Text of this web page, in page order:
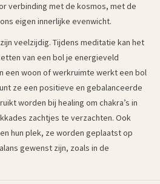
verbinding met de kosmos, met de
eigen innerlijke evenwicht.
veelzijdig. Tijdens meditatie kan het
van een bol je energieveld
een woon of werkruimte werkt een bol
ze een positieve en gebalanceerde
worden bij healing om chakra’s in
zachtjes te verzachten. Ook
hun plek, ze worden geplaatst op
gewenst zijn, zoals in de